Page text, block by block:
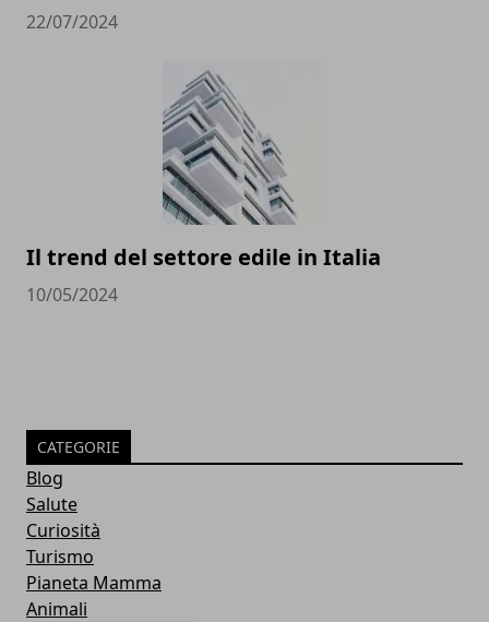
22/07/2024
Il trend del settore edile in Italia
10/05/2024
CATEGORIE
Blog
Salute
Curiosità
Turismo
Pianeta Mamma
Animali